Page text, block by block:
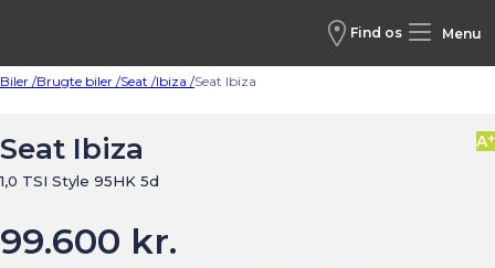
Find os Menu
Biler /Brugte biler /Seat /Ibiza /Seat Ibiza
Seat Ibiza
1,0 TSI Style 95HK 5d
A+
99.600 kr.